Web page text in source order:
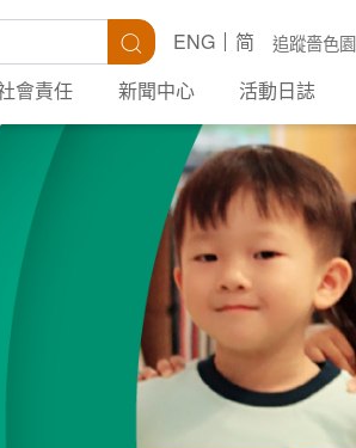
搜尋 追蹤嗇色園
ENG
简
會責任 新聞中心 活動日誌